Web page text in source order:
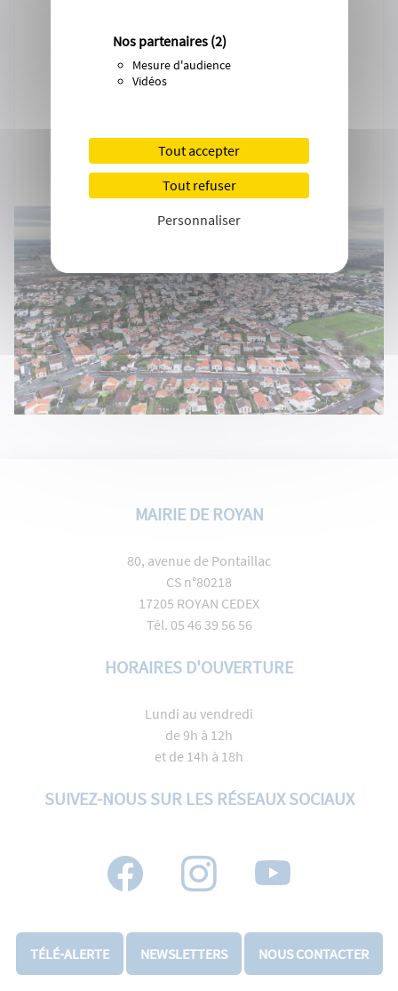
Nos partenaires (2)
Mesure d'audience
Vidéos
Tout accepter
Tout refuser
Personnaliser
MAIRIE DE ROYAN
80, avenue de Pontaillac
CS n°80218
17205 ROYAN CEDEX
Tél. 05 46 39 56 56
HORAIRES D'OUVERTURE
Lundi au vendredi
de 9h à 12h
et de 14h à 18h
SUIVEZ-NOUS SUR LES RÉSEAUX SOCIAUX
TÉLÉ-ALERTE NEWSLETTERS NOUS CONTACTER